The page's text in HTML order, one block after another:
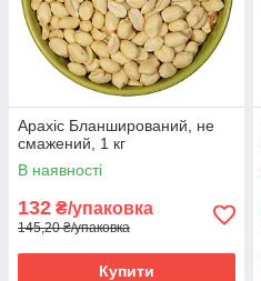
Арахіс Бланширований, не
смажений, 1 кг
В наявності
132 ₴/упаковка
145,20 ₴/упаковка
Купити